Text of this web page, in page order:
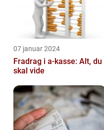
07 januar 2024
Fradrag i a-kasse: Alt, du
skal vide